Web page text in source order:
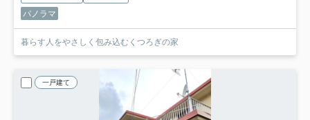
パノラマ
暮らす人をやさしく包み込むくつろぎの家
一戸建て